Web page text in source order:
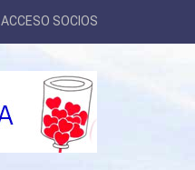
ACCESO SOCIOS